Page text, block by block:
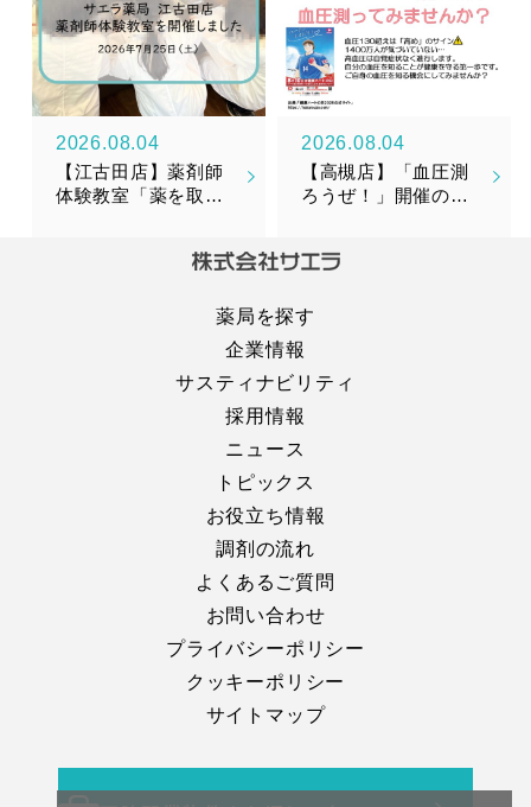
2026.08.04
【江古田店】薬剤師
体験教室「薬を取り
2026.08.04
【高槻店】「血圧測
ろうぜ！」開催のお
薬局を探す
企業情報
サスティナビリティ
採用情報
ニュース
トピックス
お役立ち情報
調剤の流れ
よくあるご質問
お問い合わせ
プライバシーポリシー
クッキーポリシー
サイトマップ